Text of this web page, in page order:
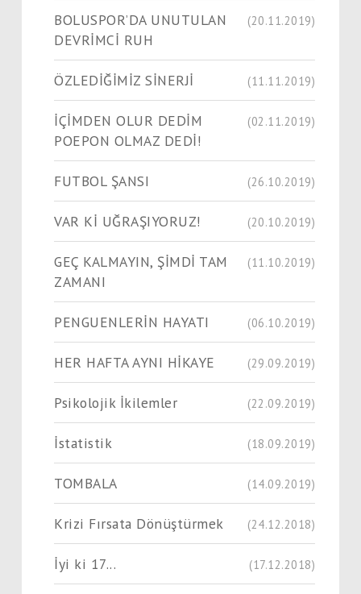
BOLUSPOR’DA UNUTULAN
DEVRİMCİ RUH
(20.11.2019)
ÖZLEDİĞİMİZ SİNERJİ (11.11.2019)
İÇİMDEN OLUR DEDİM
POEPON OLMAZ DEDİ!
(02.11.2019)
FUTBOL ŞANSI (26.10.2019)
VAR Kİ UĞRAŞIYORUZ! (20.10.2019)
GEÇ KALMAYIN, ŞİMDİ TAM
ZAMANI
(11.10.2019)
PENGUENLERİN HAYATI (06.10.2019)
HER HAFTA AYNI HİKAYE (29.09.2019)
Psikolojik İkilemler (22.09.2019)
İstatistik (18.09.2019)
TOMBALA (14.09.2019)
Krizi Fırsata Dönüştürmek (24.12.2018)
İyi ki 17... (17.12.2018)